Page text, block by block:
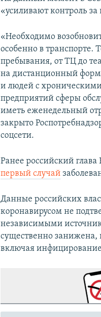
«усиливают контроль
«Необходимо
особенно в транспорте.
пребывания, от ТЦ до
на дистанционный
и людей с
предприятий сферы
иметь еженедельный
закрыто
соцсети.
Ранее российский
первый случай
Данные российских
коронавирусом не
независимыми
существенно занижена,
включая